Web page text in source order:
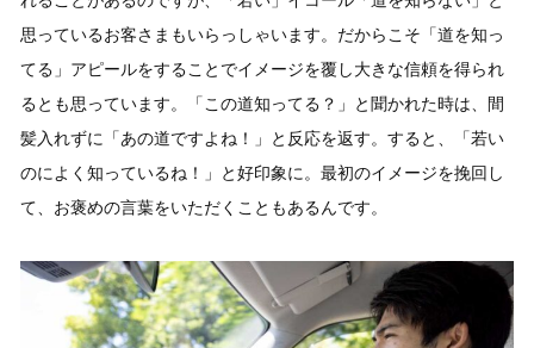
思っているお客さまもいらっしゃいます。だからこそ「道を知っ
てる」アピールをすることでイメージを覆し大きな信頼を得られ
るとも思っています。「この道知ってる？」と聞かれた時は、間
髪入れずに「あの道ですよね！」と反応を返す。すると、「若い
のによく知っているね！」と好印象に。最初のイメージを挽回し
て、お褒めの言葉をいただくこともあるんです。